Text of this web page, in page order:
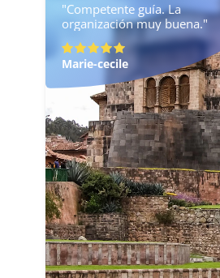
"Competente guía. La
organización muy buena."
Marie-cecile